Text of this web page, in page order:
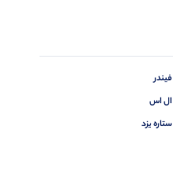
فیندر
ال اس
ستاره یزد